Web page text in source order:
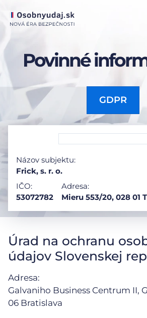
Povinné
GDPR
Názov subjektu:
Frick, s. r. o.
IČO:
53072782
Adresa:
Mieru 553/20, 028 01
Úrad na ochranu
údajov Slovenskej
Adresa:
Galvaniho Business Centrum II,
06 Bratislava